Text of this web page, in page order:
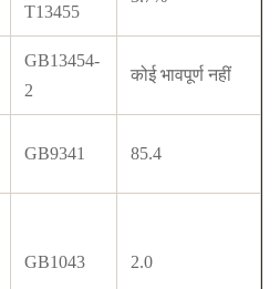
T13455
GB13454-
2
कोई भावपूर्ण नहीं
GB9341 85.4
GB1043 2.0